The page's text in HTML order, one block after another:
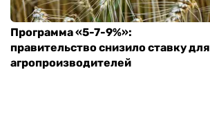
Программа «5-7-9%»:
правительство снизило ставку для
агропроизводителей